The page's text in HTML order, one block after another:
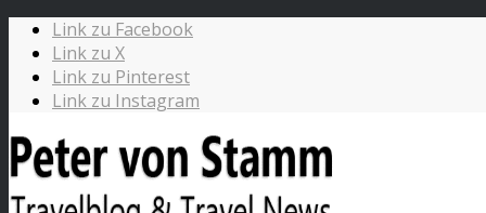
Link zu Facebook
Link zu X
Link zu Pinterest
Link zu Instagram